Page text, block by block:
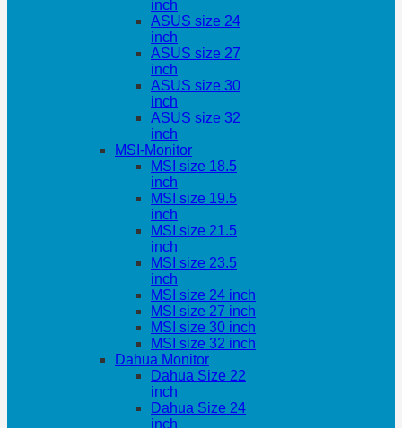
inch
ASUS size 24
inch
ASUS size 27
inch
ASUS size 30
inch
ASUS size 32
inch
MSI-Monitor
MSI size 18.5
inch
MSI size 19.5
inch
MSI size 21.5
inch
MSI size 23.5
inch
MSI size 24 inch
MSI size 27 inch
MSI size 30 inch
MSI size 32 inch
Dahua Monitor
Dahua Size 22
inch
Dahua Size 24
inch